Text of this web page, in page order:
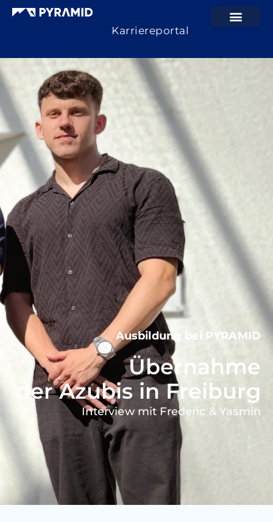
Karriereportal
Ausbildung bei PYRAMID
Übernahme
der Azubis in Freiburg
Interview mit Frederic & Yasmin